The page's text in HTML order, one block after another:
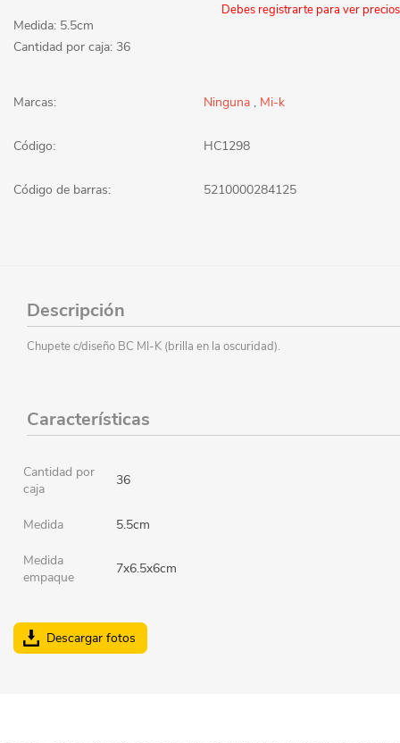
Debes registrarte para ver precios
Medida: 5.5cm
Cantidad por caja: 36
Marcas: Ninguna , Mi-k
Código: HC1298
Código de barras: 5210000284125
Descripción
Chupete c/diseño BC MI-K (brilla en la oscuridad).
Características
Cantidad por
caja
36
Medida 5.5cm
Medida
empaque
7x6.5x6cm
Descargar fotos